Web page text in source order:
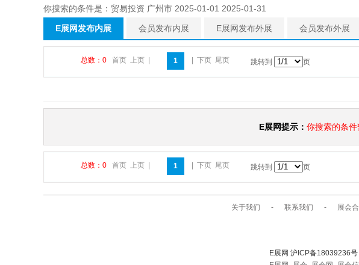
你搜索的条件是：贸易投资 广州市 2025-01-01 2025-01-31
E展网发布内展 会员发布内展 E展网发布外展 会员发布外展
总数：0 首页 上页 1 下页 尾页 跳转到 页
E展网提示： 你搜索的条件
总数：0 首页 上页 1 下页 尾页 跳转到 页
关于我们 - 联系我们 - 展会
E展网 沪ICP备18039236号